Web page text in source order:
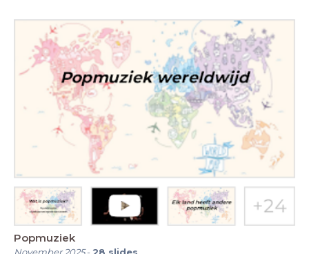
Popmuziek